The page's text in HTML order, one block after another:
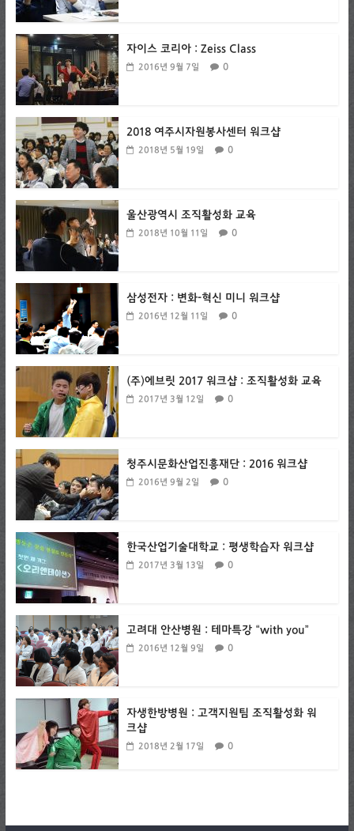
자이스 코리아 : Zeiss Class
2016년 9월 7일 0
2018 여주시자원봉사센터 워크샵
2018년 5월 19일 0
울산광역시 조직활성화 교육
2018년 10월 11일 0
삼성전자 : 변화-혁신 미니 워크샵
2016년 12월 11일 0
(주)에브릿 2017 워크샵 : 조직활성화 교육
2017년 3월 12일 0
청주시문화산업진흥재단 : 2016 워크샵
2016년 9월 2일 0
한국산업기술대학교 : 평생학습자 워크샵
2017년 3월 13일 0
고려대 안산병원 : 테마특강 “with you”
2016년 12월 9일 0
자생한방병원 : 고객지원팀 조직활성화 워
크샵
2018년 2월 17일 0